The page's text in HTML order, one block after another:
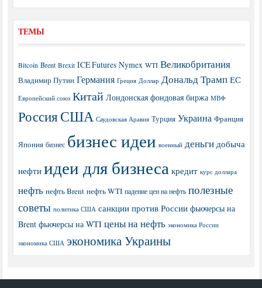
ТЕМЫ
Bitcoin Brent Brexit ICE Futures Nymex WTI Великобритания
Владимир Путин Германия Греция Доллар Дональд Трамп ЕС
Европейский союз Китай Лондонская фондовая биржа МВФ
РоссияСША Саудовская Аравия Турция Украина Франция
Япония бизнес бизнес идеи военный деньги добыча
нефти идеи для бизнеса кредит курс доллара
нефть нефть Brent нефть WTI падение цен на нефть полезные
советы политика США санкции против России фьючерсы на
Brent фьючерсы на WTI цены на нефть экономика России
экономика США экономика Украины